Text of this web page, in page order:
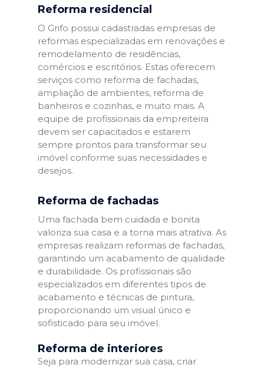
Reforma residencial
O Grifo possui cadastradas empresas de
reformas especializadas em renovações e
remodelamento de residências,
comércios e escritórios. Estas oferecem
serviços como reforma de fachadas,
ampliação de ambientes, reforma de
banheiros e cozinhas, e muito mais. A
equipe de profissionais da empreiteira
devem ser capacitados e estarem
sempre prontos para transformar seu
imóvel conforme suas necessidades e
desejos.
Reforma de fachadas
Uma fachada bem cuidada e bonita
valoriza sua casa e a torna mais atrativa. As
empresas realizam reformas de fachadas,
garantindo um acabamento de qualidade
e durabilidade. Os profissionais são
especializados em diferentes tipos de
acabamento e técnicas de pintura,
proporcionando um visual único e
sofisticado para seu imóvel.
Reforma de interiores
Seja para modernizar sua casa, criar